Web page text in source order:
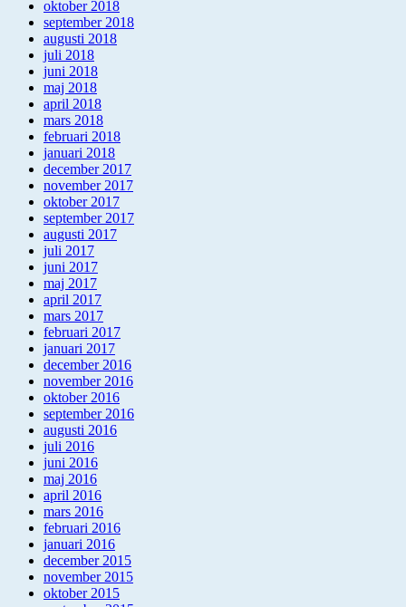
oktober 2018
september 2018
augusti 2018
juli 2018
juni 2018
maj 2018
april 2018
mars 2018
februari 2018
januari 2018
december 2017
november 2017
oktober 2017
september 2017
augusti 2017
juli 2017
juni 2017
maj 2017
april 2017
mars 2017
februari 2017
januari 2017
december 2016
november 2016
oktober 2016
september 2016
augusti 2016
juli 2016
juni 2016
maj 2016
april 2016
mars 2016
februari 2016
januari 2016
december 2015
november 2015
oktober 2015